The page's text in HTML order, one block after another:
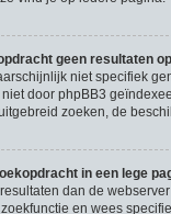
geen resultaten
niet specifiek
door phpBB3
zoeken, de
in een lege
dan de
en wees